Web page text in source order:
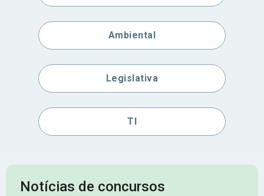
Ambiental
Legislativa
TI
Notícias de concursos